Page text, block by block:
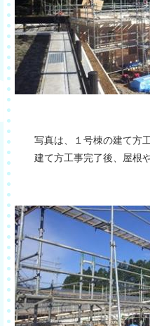
写真は、１号棟の建て方工
建て方工事完了後、屋根や